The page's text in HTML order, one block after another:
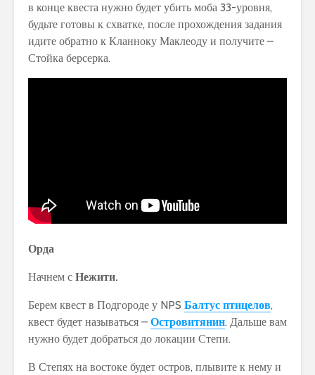
в конце квеста нужно будет убить моба 33-уровня,
будьте готовы к схватке, после прохождения задания
идите обратно к Кланноку Маклеоду и получите –
Стойка берсерка.
Орда
Начнем с Нежити.
Берем квест в Подгороде у NPS Балтус птицелов,
квест будет называться – Островитянин. Дальше вам
нужно будет добраться до локации Степи.
В Степях на востоке будет остров, плывите к нему и